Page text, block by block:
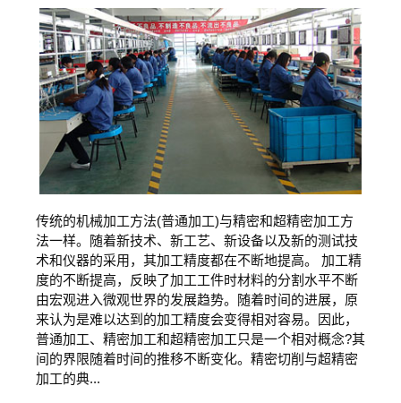
传统的机械加工方法(普通加工)与精密和超精密加工方
法一样。随着新技术、新工艺、新设备以及新的测试技
术和仪器的采用，其加工精度都在不断地提高。 加工精
度的不断提高，反映了加工工件时材料的分割水平不断
由宏观进入微观世界的发展趋势。随着时间的进展，原
来认为是难以达到的加工精度会变得相对容易。因此，
普通加工、精密加工和超精密加工只是一个相对概念?其
间的界限随着时间的推移不断变化。精密切削与超精密
加工的典...